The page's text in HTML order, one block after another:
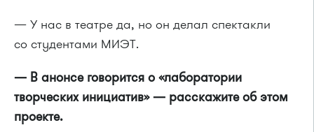
— У нас в театре да, но он делал спектакли
со студентами МИЭТ.
— В анонсе говорится о «лаборатории
творческих инициатив» — расскажите об этом
проекте.